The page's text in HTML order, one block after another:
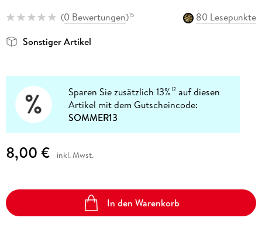
(0 Bewertungen)15
80 Lesepunkte
Sonstiger Artikel
Sparen Sie zusätzlich 13%12 auf diesen
Artikel mit dem Gutscheincode:
SOMMER13
8,00 € inkl. Mwst.
In den Warenkorb